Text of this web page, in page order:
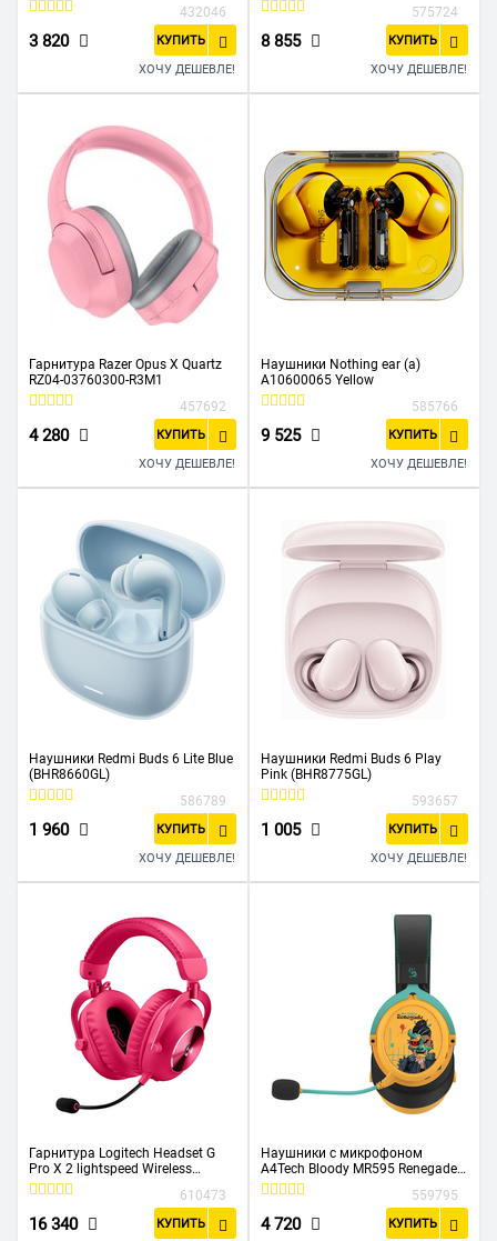
432046
3 820 КУПИТЬ
ХОЧУ ДЕШЕВЛЕ!
575724
8 855 КУПИТЬ
ХОЧУ ДЕШЕВЛЕ!
Гарнитура Razer Opus X Quartz
RZ04-03760300-R3M1
457692
4 280 КУПИТЬ
ХОЧУ ДЕШЕВЛЕ!
Наушники Nothing ear (a)
A10600065 Yellow
585766
9 525 КУПИТЬ
ХОЧУ ДЕШЕВЛЕ!
Наушники Redmi Buds 6 Lite Blue
(BHR8660GL)
586789
1 960 КУПИТЬ
ХОЧУ ДЕШЕВЛЕ!
Наушники Redmi Buds 6 Play
Pink (BHR8775GL)
593657
1 005 КУПИТЬ
ХОЧУ ДЕШЕВЛЕ!
Гарнитура Logitech Headset G
Pro X 2 lightspeed Wireless
Gaming Pink 981-001275
610473
16 340 КУПИТЬ
Наушники с микрофоном
A4Tech Bloody MR595 Renegade
желтый/рисунок
559795
4 720 КУПИТЬ